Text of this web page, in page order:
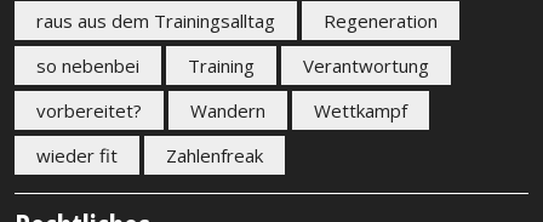
raus aus dem Trainingsalltag
Regeneration
so nebenbei
Training
Verantwortung
vorbereitet?
Wandern
Wettkampf
wieder fit
Zahlenfreak